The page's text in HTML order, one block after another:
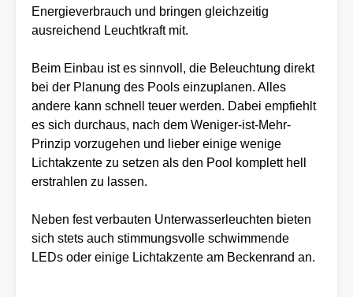
Energieverbrauch und bringen gleichzeitig
ausreichend Leuchtkraft mit.
Beim Einbau ist es sinnvoll, die Beleuchtung direkt
bei der Planung des Pools einzuplanen. Alles
andere kann schnell teuer werden. Dabei empfiehlt
es sich durchaus, nach dem Weniger-ist-Mehr-
Prinzip vorzugehen und lieber einige wenige
Lichtakzente zu setzen als den Pool komplett hell
erstrahlen zu lassen.
Neben fest verbauten Unterwasserleuchten bieten
sich stets auch stimmungsvolle schwimmende
LEDs oder einige Lichtakzente am Beckenrand an.